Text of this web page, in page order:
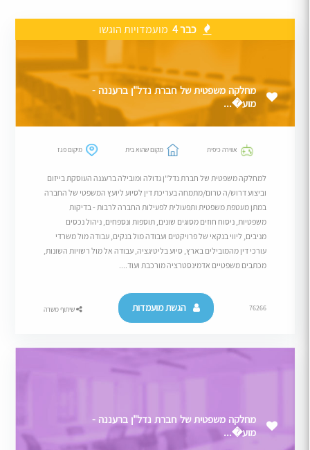
כבר 4 מועמדויות הוגשו
מחלקה משפטית של חברת נדל"ן ברעננה -
מוע�...
אווירה כיפית מקום שהוא בית מיקום פגז
למחלקה משפטית של חברת נדל"ן גדולה ומובילה ברעננה העוסקת בייזום
וביצוע דרוש/ה טרום/מתמחה בעריכת דין לסיוע ליועץ המשפטי של החברה
במתן מעטפת משפטית ותפעולית לפעילות החברה לרבות - בדיקות
משפטיות, ניסוח חוזים מסוגים שונים, תוספות ונספחים, ניהול נכסים
מניבים, ליווי בנקאי של פרויקטים ועבודה מול בנקים, עבודה מול משרדי
עורכי דין מהמובילים בארץ, סיוע בליטיגציה, עבודה אל מול רשויות השונות,
מכתבים משפטיים אדמינסטרציה מורכבת ועוד....
76266 הגשת מועמדות שיתוף משרה
מחלקה משפטית של חברת נדל"ן ברעננה -
מוע�...